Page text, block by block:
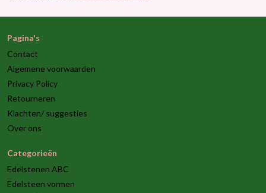
Pagina's
Contact
Algemene voorwaarden
Privacy Policy
Retourneren
Klachten/ suggesties
Over ons
Categorieën
Edelstenen ABC
Edelsteen vormen